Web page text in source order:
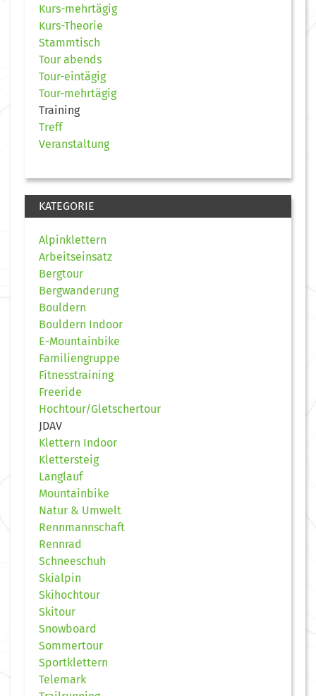
Kurs-mehrtägig
Kurs-Theorie
Stammtisch
Tour abends
Tour-eintägig
Tour-mehrtägig
Training
Treff
Veranstaltung
KATEGORIE
Alpinklettern
Arbeitseinsatz
Bergtour
Bergwanderung
Bouldern
Bouldern Indoor
E-Mountainbike
Familiengruppe
Fitnesstraining
Freeride
Hochtour/Gletschertour
JDAV
Klettern Indoor
Klettersteig
Langlauf
Mountainbike
Natur & Umwelt
Rennmannschaft
Rennrad
Schneeschuh
Skialpin
Skihochtour
Skitour
Snowboard
Sommertour
Sportklettern
Telemark